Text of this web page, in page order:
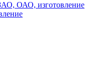
ОАО, изготовление